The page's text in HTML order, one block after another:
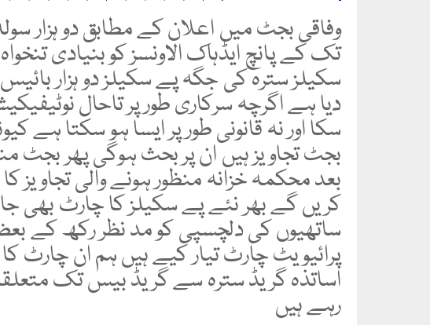
وفاقی بجٹ میں اعلان کے مطابق دو ہزار
تک کے پانچ ایڈہاک الاونسز کو بنیادی
سکیلز سترہ کی جگہ پے سکیلز دو ہزار
دیا ہے اگرچہ سرکاری طور پر تاحال
سکا اور نہ قانونی طور پر ایسا ہو سکتا ہے
بجٹ تجاویز ہیں ان پر بحث ہوگی پھر بجٹ
بعد محکمہ خزانہ منظور ہونے والی تجاویز
کریں گے بھر نئے پے سکیلز کا چارٹ بھی
ساتھیوں کی دلچسپی کو مد نظر رکھ کے
پرائیویٹ چارٹ تیار کیے ہیں ہم ان چارٹ
اساتذہ گریڈ سترہ سے گریڈ بیس تک
رہے ہیں